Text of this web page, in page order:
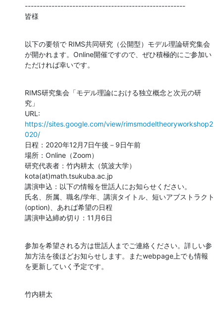
------------------------------------------------------
皆様
以下の要領で RIMS共同研究（公開型）モデル理論研究集会
が開かれます。Online開催ですので、ぜひ積極的にご参加い
ただければ幸いです。
RIMS研究集会「モデル理論における独立概念と次元の研
究」
https://sites.google.com/view/rimsmodeltheoryworkshop2
020/
日程：2020年12月7日午後－9日午前
場所：Online（Zoom）
研究代表者：竹内耕太（筑波大学）
kota(at)math.tsukuba.ac.jp
講演申込：以下の情報を世話人にお知らせください。
氏名、所属、職名/学年、講演タイトル、短いアブストラクト
(option)、あれば希望の日程
講演申込締め切り：11月6日
参加を希望される方は世話人までご連絡ください。詳しい参
加方法を後ほどお知らせします。またwebpage上でも情報
を更新していく予定です。
竹内耕太